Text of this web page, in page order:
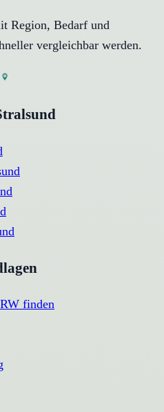
Region, Bedarf und
vergleichbar werden.
finden